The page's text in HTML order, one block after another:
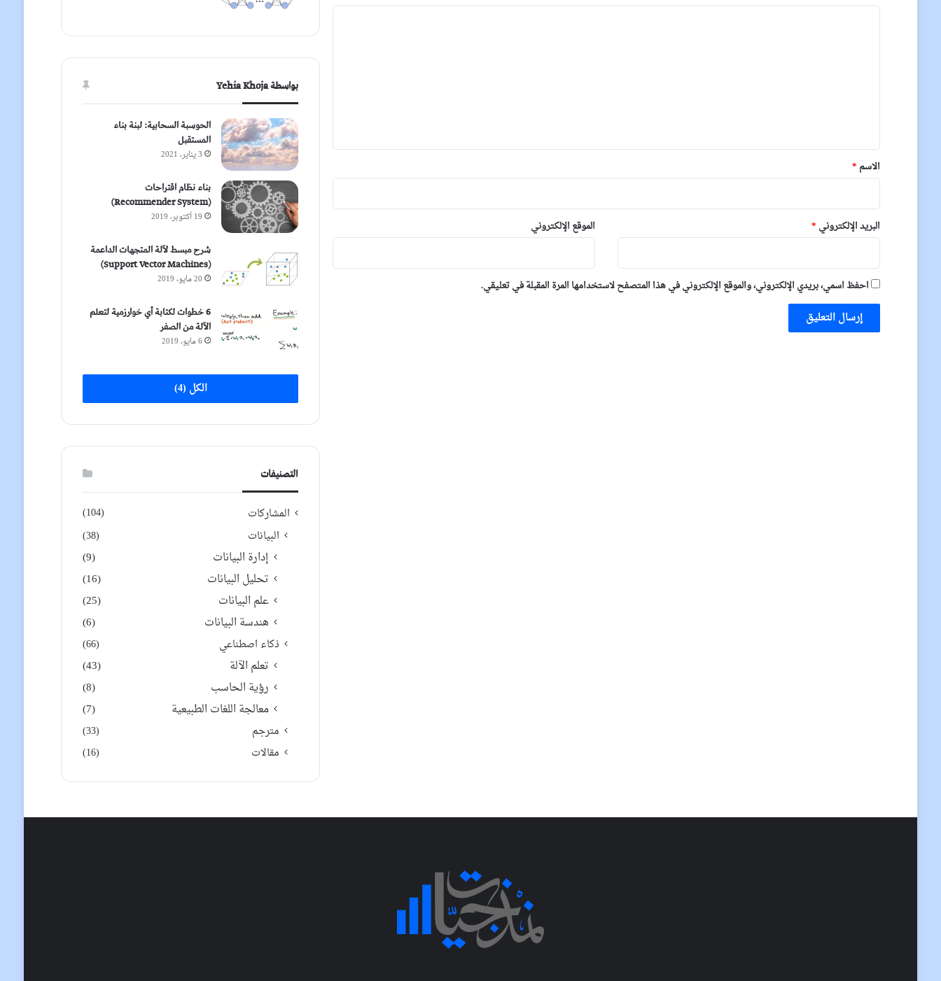
*
الاسم *
البريد الإلكتروني * الموقع الإلكتروني
احفظ اسمي، بريدي الإلكتروني، والموقع الإلكتروني في هذا المتصفح لاستخدامها المرة المقبلة في تعليقي.
بواسطة Yehia Khoja
الحوسبة السحابية: لبنة بناء
المستقبل
3 يناير، 2021
بناء نظام اقتراحات
(Recommender System)
19 أكتوبر، 2019
شرح مبسط لآلة المتجهات الداعمة
(Support Vector Machines)
20 مايو، 2019
6 خطوات لكتابة أي خوارزمية لتعلم
الآلة من الصفر
6 مايو، 2019
الكل (4)
التصنيفات
المشاركات (104)
البيانات (38)
إدارة البيانات
(9)
تحليل البيانات
(16)
علم البيانات
(25)
هندسة البيانات
(6)
ذكاء اصطناعي (66)
تعلم الآلة
(43)
رؤية الحاسب
(8)
معالجة اللغات الطبيعية
(7)
مترجم
(33)
مقالات
(16)